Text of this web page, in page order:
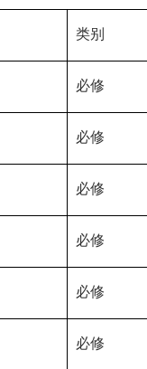
类别
必修
必修
必修
必修
必修
必修